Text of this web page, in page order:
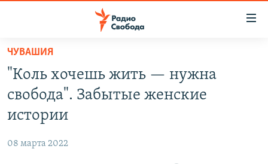
упрощенного
доступа
Вернуться
основному
Вернутся
ПРОГРАММЫ
ПОДКАСТЫ
МНЕНИЯ
ЧУВАШИЯ
"Коль хочешь жить — нужна
свобода". Забытые женские
истории
08 марта 2022